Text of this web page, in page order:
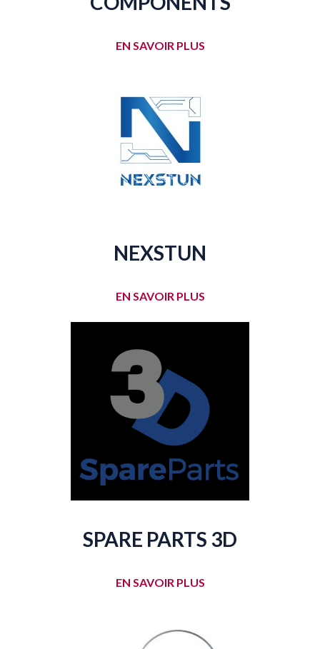
EN SAVOIR PLUS
NEXSTUN
EN SAVOIR PLUS
SPARE PARTS 3D
EN SAVOIR PLUS